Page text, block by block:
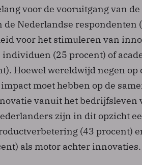
voor de vooruitgang van
de Nederlandse
voor het stimuleren van
(25 procent) of
Hoewel wereldwijd negen op
moet hebben op de
vanuit het bedrijfsleven
zijn in dit opzicht
(43 procent)
als motor achter innovaties.